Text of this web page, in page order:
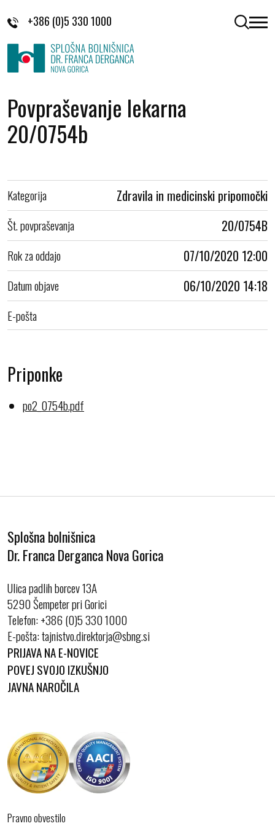
+386 (0)5 330 1000 odpri
Povpraševanje lekarna
20/0754b
Kategorija Zdravila in medicinski pripomočki
Št. povpraševanja 20/0754B
Rok za oddajo 07/10/2020 12:00
Datum objave 06/10/2020 14:18
E-pošta
Priponke
po2_0754b.pdf
Splošna bolnišnica
Dr. Franca Derganca Nova Gorica
Ulica padlih borcev 13A
5290 Šempeter pri Gorici
Telefon:+386 (0)5 330 1000
E-pošta:
PRIJAVA NA E-NOVICE
POVEJ SVOJO IZKUŠNJO
JAVNA NAROČILA
Pravno obvestilo